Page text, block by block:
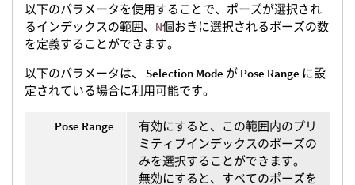
以下のパラメータを使用することで、ポーズが選択され
るインデックスの範囲、 N個おきに選択されるポーズの数
を定義することができます。
以下のパラメータは、 Selection Mode が Pose Range に設
定されている場合に利用可能です。
Pose Range
有効にすると、この範囲内のプリ
ミティブインデックスのポーズの
みを選択することができます。
無効にすると、すべてのポーズを